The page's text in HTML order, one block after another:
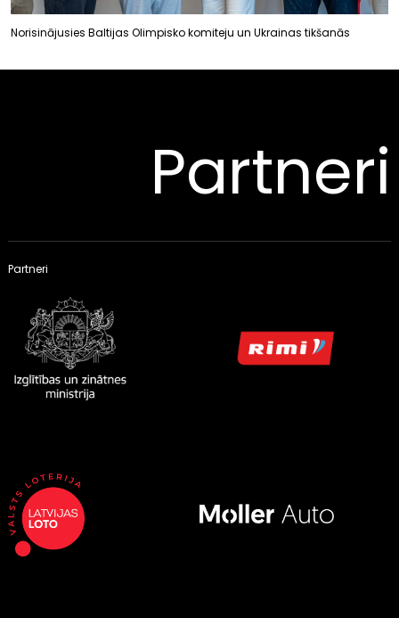
Norisinājusies Baltijas Olimpisko komiteju un Ukrainas tikšanās
Partneri
Partneri